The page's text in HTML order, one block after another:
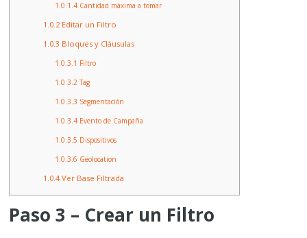
1.0.1.4 Cantidad máxima a tomar
1.0.2Editar un Filtro
1.0.3 Bloques y Cláusulas
1.0.3.1 Filtro
1.0.3.2Tag
1.0.3.3 Segmentación
1.0.3.4 Evento de Campaña
1.0.3.5 Dispositivos
1.0.3.6 Geolocation
1.0.4Ver Base Filtrada
Paso 3 – Crear un Filtro